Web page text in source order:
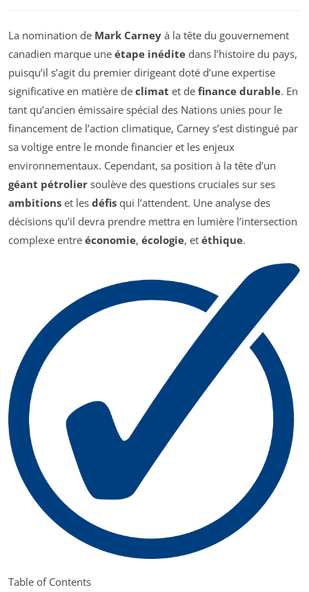
La nomination de Mark Carney à la tête du gouvernement
canadien marque une étape inédite dans l’histoire du pays,
puisqu’il s’agit du premier dirigeant doté d’une expertise
significative en matière de climat et de finance durable. En
tant qu’ancien émissaire spécial des Nations unies pour le
financement de l’action climatique, Carney s’est distingué par
sa voltige entre le monde financier et les enjeux
environnementaux. Cependant, sa position à la tête d’un
géant pétrolier soulève des questions cruciales sur ses
ambitions et les défis qui l’attendent. Une analyse des
décisions qu’il devra prendre mettra en lumière l’intersection
complexe entre économie, écologie, et éthique.
Table of Contents